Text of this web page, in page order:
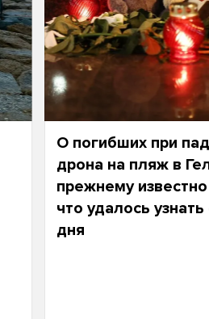
О погибших при
дрона на пляж в
прежнему
что удалось
дня